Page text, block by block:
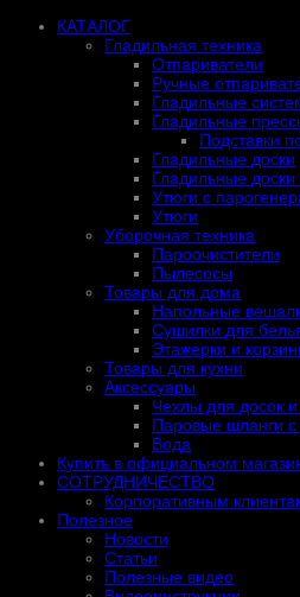
КАТАЛОГ
Гладильная техника
Отпариватели
Ручные
Гладильные
Гладильные
Подставки
Гладильные доски
Гладильные
Утюги с
Утюги
Уборочная техника
Пароочистители
Пылесосы
Товары для дома
Напольные
Сушилки для
Этажерки и
Товары для кухни
Аксессуары
Чехлы для досок
Паровые шланги с
Вода
Купить в официальном
СОТРУДНИЧЕСТВО
Корпоративным
Полезное
Новости
Статьи
Полезные видео